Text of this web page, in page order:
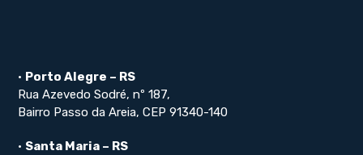
• Porto Alegre – RS
Rua Azevedo Sodré, nº 187,
Bairro Passo da Areia, CEP 91340-140
• Santa Maria – RS